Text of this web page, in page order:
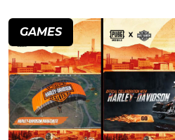
GAMES